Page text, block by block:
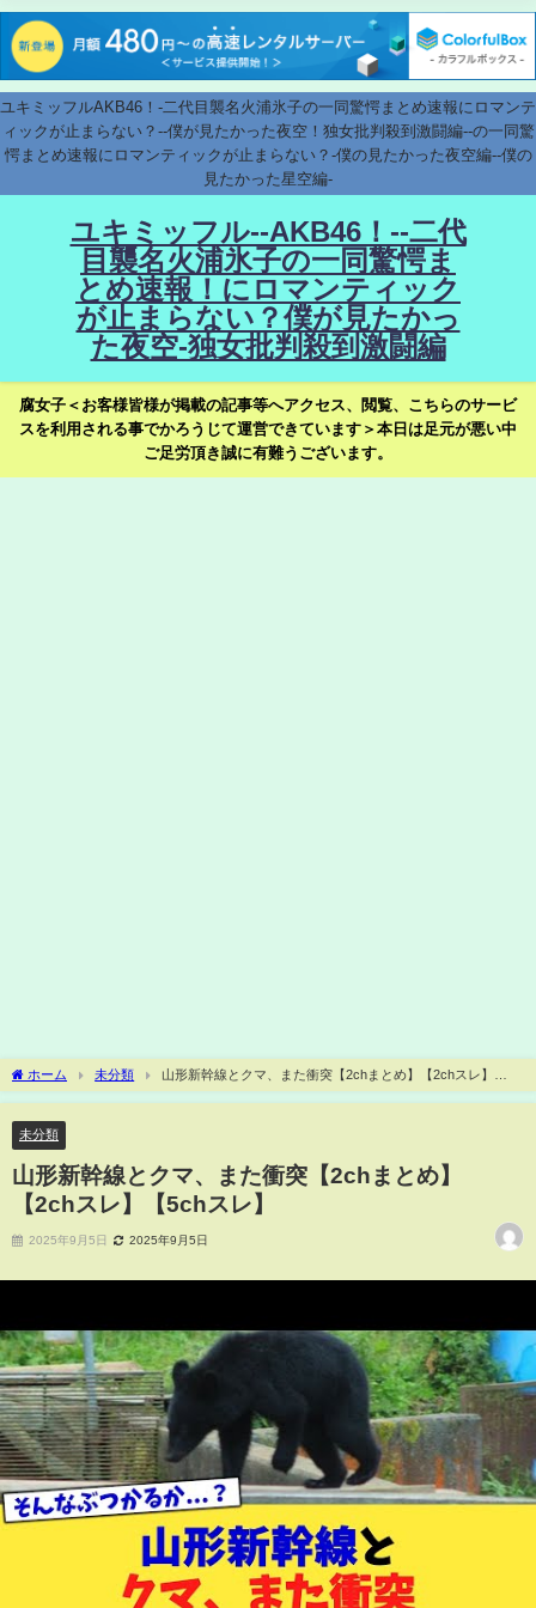
ユキミッフルAKB46！-二代目襲名火浦氷子の一同驚愕まとめ速報にロマンテ
ィックが止まらない？--僕が見たかった夜空！独女批判殺到激闘編--の一同驚
愕まとめ速報にロマンティックが止まらない？-僕の見たかった夜空編--僕の
見たかった星空編-
ユキミッフル--AKB46！--二代
目襲名火浦氷子の一同驚愕ま
とめ速報！にロマンティック
が止まらない？僕が見たかっ
た夜空-独女批判殺到激闘編
腐女子＜お客様皆様が掲載の記事等へアクセス、閲覧、こちらのサービ
スを利用される事でかろうじて運営できています＞本日は足元が悪い中
ご足労頂き誠に有難うございます。
ホーム 未分類
山形新幹線とクマ、また衝突【2chまとめ】【2chスレ】
【5chスレ】
未分類
山形新幹線とクマ、また衝突【2chまとめ】
【2chスレ】【5chスレ】
2025年9月5日 2025年9月5日